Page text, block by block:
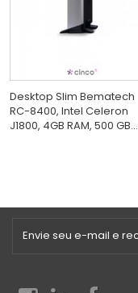
Desktop Slim Bematech
RC-8400, Intel Celeron
J1800, 4GB RAM, 500 GB...